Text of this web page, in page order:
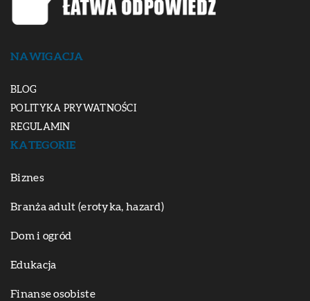
NAWIGACJA
BLOG
POLITYKA PRYWATNOŚCI
REGULAMIN
KATEGORIE
Biznes
Branża adult (erotyka, hazard)
Dom i ogród
Edukacja
Finanse osobiste